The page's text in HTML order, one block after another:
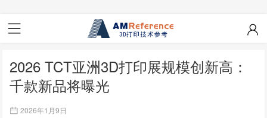
2026 TCT亚洲3D打印展规模创新高：
千款新品将曝光
2026年1月9日